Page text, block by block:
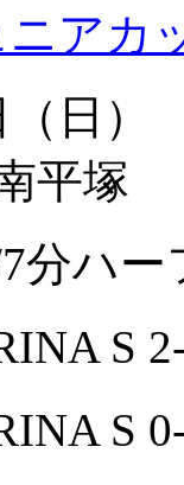
アカ
（
平塚
分ハー
S
S